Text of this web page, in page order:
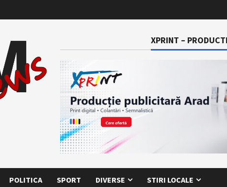
XPRINT –
POLITICA SPORT DIVERSE STIRI LOCALE